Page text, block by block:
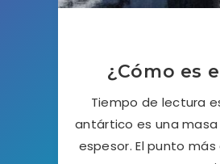
¿Cómo es
Tiempo de lectura
antártico es una
espesor. El punto